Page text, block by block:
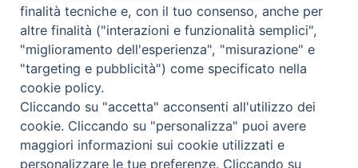
Copyright © 2019 - Tutti i diritti riservati - Vita
Trentina Editrice
Privacy Policy
finalità tecniche e, con il tuo consenso, anche per
altre finalità ("interazioni e funzionalità semplici",
"miglioramento dell'esperienza", "misurazione" e
"targeting e pubblicità") come specificato nella
cookie policy.
Cliccando su "accetta" acconsenti all'utilizzo dei
cookie. Cliccando su "personalizza" puoi avere
maggiori informazioni sui cookie utilizzati e
personalizzare le tue preferenze. Cliccando su